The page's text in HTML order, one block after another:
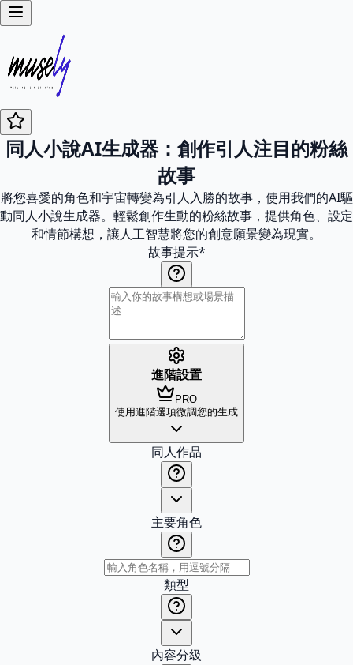
同人小說AI生成器：創作引人注目的粉絲
故事
將您喜愛的角色和宇宙轉變為引人入勝的故事，使用我們的AI驅
動同人小說生成器。輕鬆創作生動的粉絲故事，提供角色、設定
和情節構想，讓人工智慧將您的創意願景變為現實。
故事提示*
進階設置
PRO
使用進階選項微調您的生成
同人作品
主要角色
類型
內容分級